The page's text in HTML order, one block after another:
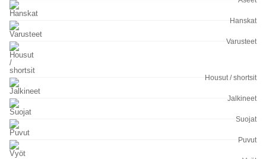
Hanskat
Varusteet
Housut / shortsit
Jalkineet
Suojat
Puvut